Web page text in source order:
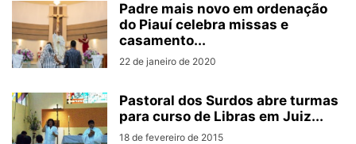
Padre mais novo em ordenação
do Piauí celebra missas e
casamento...
22 de janeiro de 2020
Pastoral dos Surdos abre turmas
para curso de Libras em Juiz...
18 de fevereiro de 2015